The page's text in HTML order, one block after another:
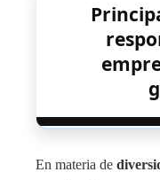
En materia de